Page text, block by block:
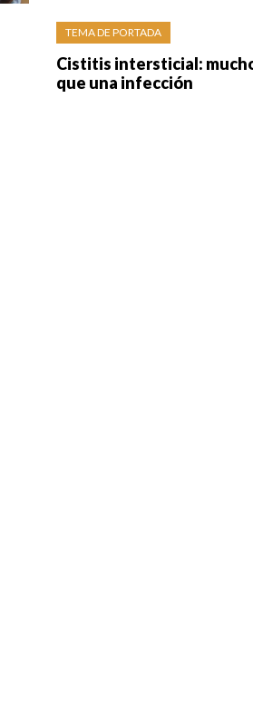
TEMA DE PORTADA
Cistitis intersticial:
que una infección